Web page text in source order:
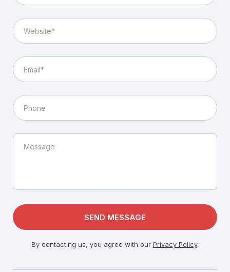
By contacting us, you agree with our Privacy Policy.